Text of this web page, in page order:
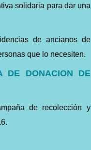
solidaria para dar una
de ancianos de
que lo necesiten.
DE DONACION DE
de recolección y